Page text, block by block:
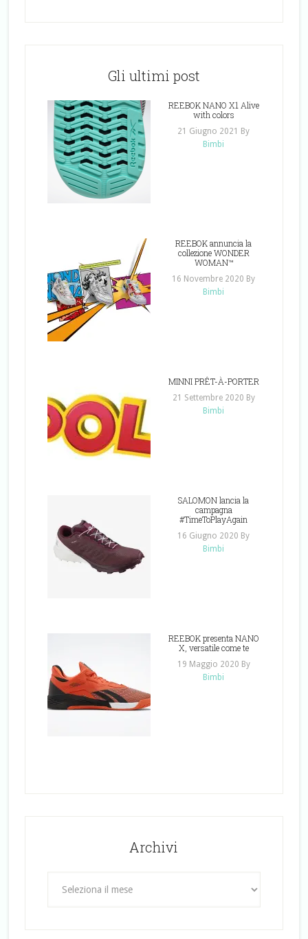
Gli ultimi post
REEBOK NANO X1 Alive
with colors
21 Giugno 2021 By
Bimbi
REEBOK annuncia la
collezione WONDER
WOMAN™
16 Novembre 2020 By
Bimbi
MINNI PRÊT-À-PORTER
21 Settembre 2020 By
Bimbi
SALOMON lancia la
campagna
#TimeToPlayAgain
16 Giugno 2020 By
Bimbi
REEBOK presenta NANO
X, versatile come te
19 Maggio 2020 By
Bimbi
Archivi